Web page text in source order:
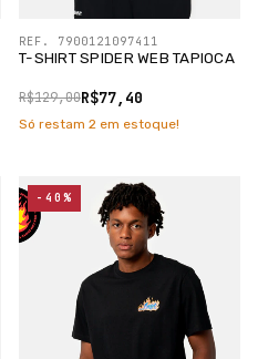
T-SHIRT SPIDER WEB TAPIOCA
R$77,40
R$129,00
REF. 7900121097411
Só restam 2 em estoque!
-40%